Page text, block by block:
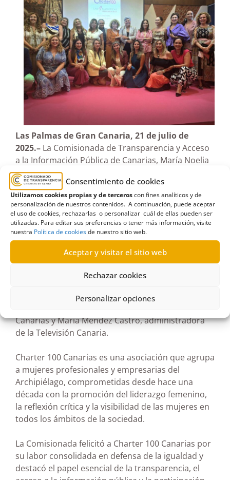
Consentimiento de cookies
Utilizamos cookies propias y de terceroscon fines analíticos y de
personalización de nuestros contenidos. A continuación, puede aceptar
el uso de cookies, rechazarlas o personalizar cuál de ellas pueden ser
utilizadas. Para editar sus preferencias o tener más información, visite
nuestra Política de cookiesde nuestro sitio web.
Aceptar y visitar el sitio web
Rechazar cookies
Personalizar opciones
Las Palmas de Gran Canaria, 21 de julio de
2025.– La Comisionada de Transparencia y Acceso
a la Información Pública de Canarias, María Noelia
García Leal, participó este lunes en uno de los
actos conmemorativos del décimo aniversario de
Charter 100 Canarias, celebrado en el Real Club
Náutico de Gran Canaria bajo el título “Las 4
Magníficas”.
El evento reunió en una mesa redonda a cuatro
referentes del panorama audiovisual del
Archipiélago: Lourdes Santana Navarro, directora
Santana, directora de RTVE en Canarias; María del
Canarias y María Méndez Castro, administradora
de la Televisión Canaria.
Charter 100 Canarias es una asociación que agrupa
a mujeres profesionales y empresarias del
Archipiélago, comprometidas desde hace una
década con la promoción del liderazgo femenino,
la reflexión crítica y la visibilidad de las mujeres en
todos los ámbitos de la sociedad.
La Comisionada felicitó a Charter 100 Canarias por
su labor consolidada en defensa de la igualdad y
destacó el papel esencial de la transparencia, el